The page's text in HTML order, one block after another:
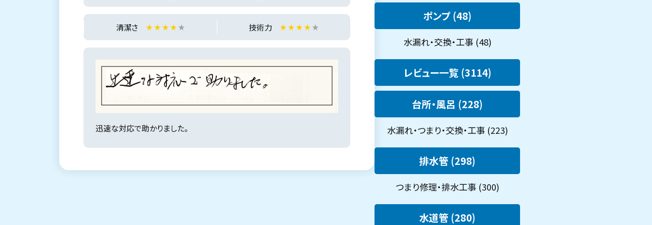
清潔さ 技術力
迅速な対応で助かりました。
ポンプ (48)
水漏れ・交換・工事 (48)
レビュー一覧 (3114)
台所・風呂 (228)
水漏れ・つまり・交換・工事 (223)
排水管 (298)
つまり修理・排水工事 (300)
水道管 (280)